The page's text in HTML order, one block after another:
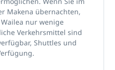
Makena übernachten,
nur wenige
Verkehrsmittel sind
Shuttles und